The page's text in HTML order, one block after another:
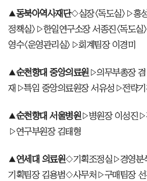
▲동북아역사재단◇실장<독도실>▷홍
정책실>▷한일연구소장 서종진<독도
영수<운영관리실>▷회계팀장 이경미
▲순천향대 중앙의료원 ▷의무부총장
재▷특임 중앙의료원장 서유성▷전략기
▲순천향대 서울병원 ▷병원장 이성진▷
▷연구부원장 김태형
▲연세대 의료원◇기획조정실▷경영분
기획팀장 김용범◇사무처▷구매팀장